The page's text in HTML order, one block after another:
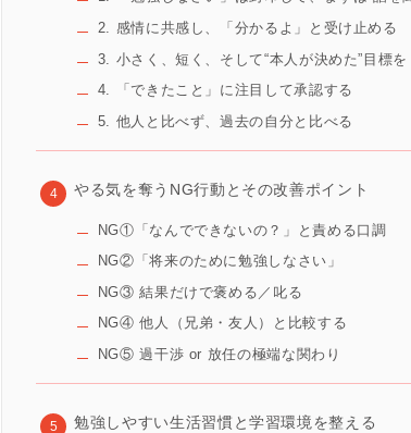
2. 感情に共感し、「分かるよ」と受け止める
3. 小さく、短く、そして“本人が決めた”目標を
4. 「できたこと」に注目して承認する
5. 他人と比べず、過去の自分と比べる
やる気を奪うNG行動とその改善ポイント
NG①「なんでできないの？」と責める口調
NG②「将来のために勉強しなさい」
NG③ 結果だけで褒める／叱る
NG④ 他人（兄弟・友人）と比較する
NG⑤ 過干渉 or 放任の極端な関わり
勉強しやすい生活習慣と学習環境を整える